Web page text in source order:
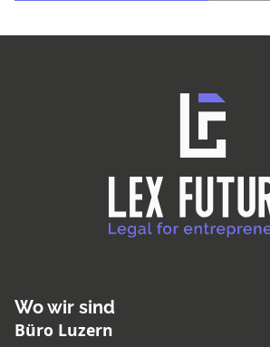
Wo wir sind
Büro Luzern